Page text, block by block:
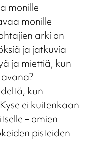
monille
monille
arki on
ja jatkuvia
ja miettiä, kun
kun
ei kuitenkaan
– omien
pisteiden